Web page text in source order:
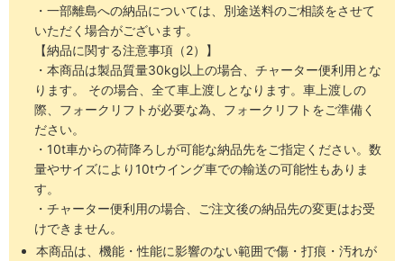
・一部離島への納品については、別途送料のご相談をさせて
いただく場合がございます。
【納品に関する注意事項（2）】
・本商品は製品質量30kg以上の場合、チャーター便利用とな
ります。 その場合、全て車上渡しとなります。車上渡しの
際、フォークリフトが必要な為、フォークリフトをご準備く
ださい。
・10t車からの荷降ろしが可能な納品先をご指定ください。数
量やサイズにより10tウイング車での輸送の可能性もありま
す。
・チャーター便利用の場合、ご注文後の納品先の変更はお受
けできません。
本商品は、機能・性能に影響のない範囲で傷・打痕・汚れが